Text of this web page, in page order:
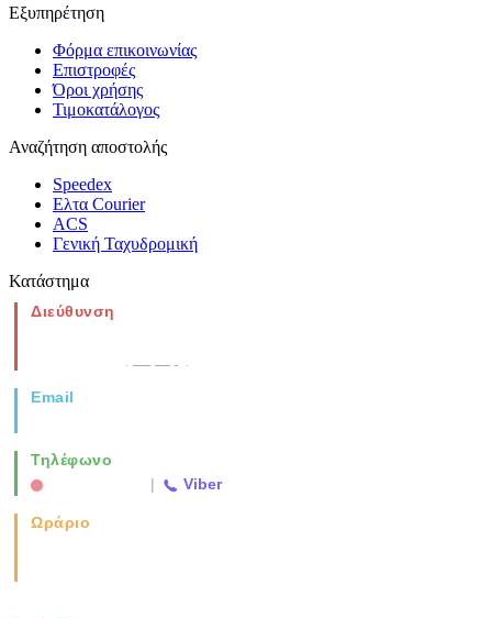
Εξυπηρέτηση
Φόρμα επικοινωνίας
Επιστροφές
Όροι χρήσης
Τιμοκατάλογος
Αναζήτηση αποστολής
Speedex
Ελτα Courier
ACS
Γενική Ταχυδρομική
Κατάστημα
Διεύθυνση
Email
Τηλέφωνο
| Viber
Ωράριο